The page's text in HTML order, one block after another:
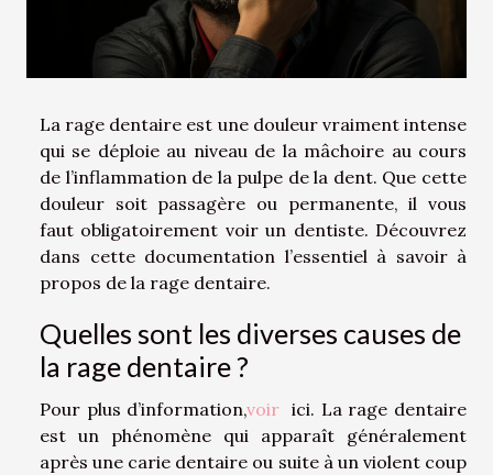
La rage dentaire est une douleur vraiment intense
qui se déploie au niveau de la mâchoire au cours
de l’inflammation de la pulpe de la dent. Que cette
douleur soit passagère ou permanente, il vous
faut obligatoirement voir un dentiste. Découvrez
dans cette documentation l’essentiel à savoir à
propos de la rage dentaire.
Quelles sont les diverses causes de
la rage dentaire ?
Pour plus d’information,voir ici. La rage dentaire
est un phénomène qui apparaît généralement
après une carie dentaire ou suite à un violent coup